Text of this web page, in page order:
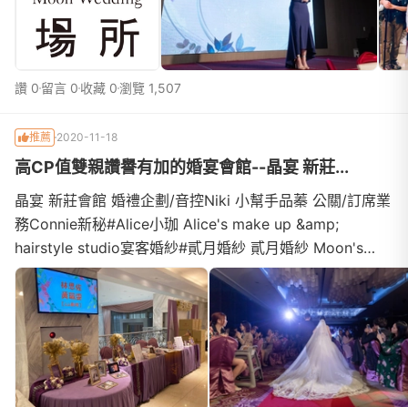
讚 0 留言 0 收藏 0瀏覽 1,507
推薦 2020-11-18
高CP值雙親讚譽有加的婚宴會館--晶宴 新莊...
晶宴 新莊會館 婚禮企劃/音控Niki 小幫手品蓁 公關/訂席業
務Connie新秘#Alice小珈 Alice's make up &amp;
hairstyle studio宴客婚紗#貳月婚紗 貳月婚紗 Moon's
Wedding婚禮攝影 #舜哥 婚攝阿舜 Shun Photography婚
禮動態 #加樂 加樂影像+Raku Studio 婚禮記錄婚禮主持 #
囍月小月 『囍月場所』 婚禮主持